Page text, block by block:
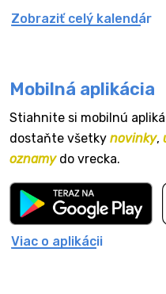
Zobraziť celý kalendár
Mobilná aplikácia
Stiahnite si mobilnú
dostaňte všetky novinky,
oznamydo vrecka.
Viac o aplikácii